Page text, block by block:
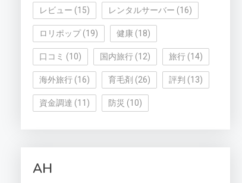
レビュー (15) レンタルサーバー (16)
ロリポップ(19) 健康(18)
口コミ (10) 国内旅行(12) 旅行(14)
海外旅行(16) 育毛剤 (26) 評判 (13)
資金調達 (11) 防災 (10)
AH